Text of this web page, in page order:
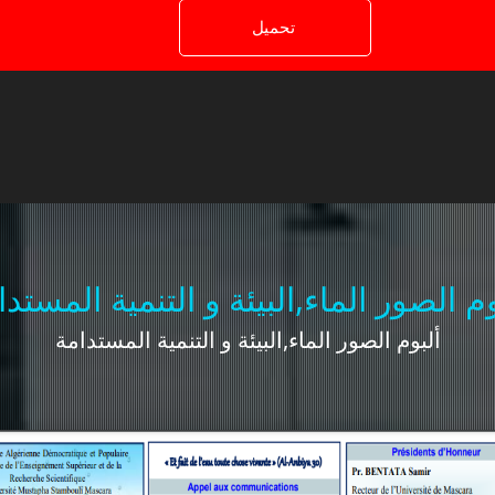
الصور الماء,البيئة و التنمية
ألبوم الصور الماء,البيئة و التنمية المستدامة